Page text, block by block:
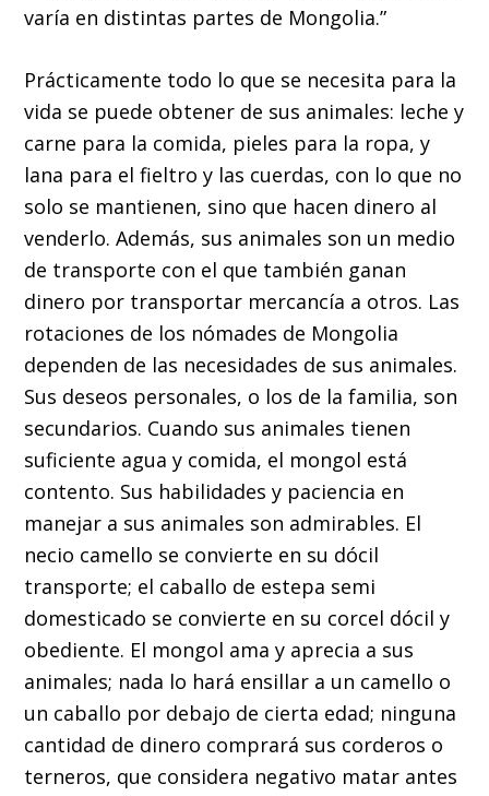
varía en distintas partes de Mongolia.”
Prácticamente todo lo que se necesita para la
vida se puede obtener de sus animales: leche y
carne para la comida, pieles para la ropa, y
lana para el fieltro y las cuerdas, con lo que no
solo se mantienen, sino que hacen dinero al
venderlo. Además, sus animales son un medio
de transporte con el que también ganan
dinero por transportar mercancía a otros. Las
rotaciones de los nómades de Mongolia
dependen de las necesidades de sus animales.
Sus deseos personales, o los de la familia, son
secundarios. Cuando sus animales tienen
suficiente agua y comida, el mongol está
contento. Sus habilidades y paciencia en
manejar a sus animales son admirables. El
necio camello se convierte en su dócil
transporte; el caballo de estepa semi
domesticado se convierte en su corcel dócil y
obediente. El mongol ama y aprecia a sus
animales; nada lo hará ensillar a un camello o
un caballo por debajo de cierta edad; ninguna
cantidad de dinero comprará sus corderos o
terneros, que considera negativo matar antes